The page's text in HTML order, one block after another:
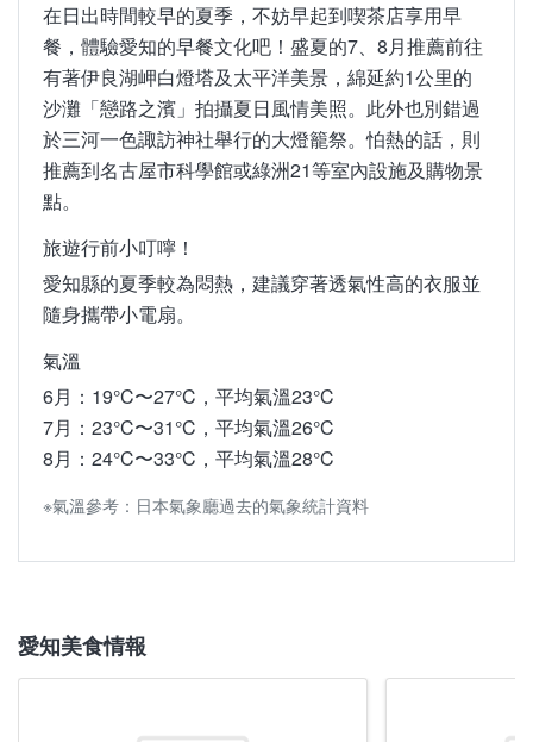
留有些許寒意的3月，推薦前往渥美半島欣賞在油菜
花節為早春增色的金黃花海。4月上旬隨名古屋城及
山崎川沿岸的櫻花盛開，春日氣息也更加濃厚。4月
下旬至5月上旬推薦前往津島市的紫藤花景點「天王
川公園」，5月可至茶臼山高原一次欣賞7種芝櫻。在
這個適合散步的季節，走訪熱田神宮及佐久島等經典
必訪景點也很不錯。
氣溫
3月：4°C〜14°C，平均氣溫9°C
4月：9°C〜20°C，平均氣溫14°C
※氣溫參考：日本氣象廳過去的氣象統計資料
在日出時間較早的夏季，不妨早起到喫茶店享用早
餐，體驗愛知的早餐文化吧！盛夏的7、8月推薦前往
有著伊良湖岬白燈塔及太平洋美景，綿延約1公里的
沙灘「戀路之濱」拍攝夏日風情美照。此外也別錯過
於三河一色諏訪神社舉行的大燈籠祭。怕熱的話，則
推薦到名古屋市科學館或綠洲21等室內設施及購物景
點。
旅遊行前小叮嚀！
愛知縣的夏季較為悶熱，建議穿著透氣性高的衣服並
隨身攜帶小電扇。
氣溫
6月：19°C〜27°C，平均氣溫23°C
7月：23°C〜31°C，平均氣溫26°C
8月：24°C〜33°C，平均氣溫28°C
※氣溫參考：日本氣象廳過去的氣象統計資料
愛知美食情報